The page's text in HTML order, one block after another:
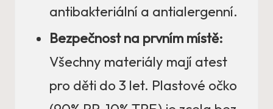
antibakteriální a antialergenní.
Bezpečnost na prvním místě:
Všechny materiály mají atest
pro děti do 3 let. Plastové očko